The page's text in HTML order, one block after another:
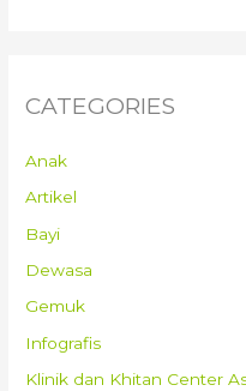
CATEGORIES
Anak
Artikel
Bayi
Dewasa
Gemuk
Infografis
Klinik dan Khitan Center